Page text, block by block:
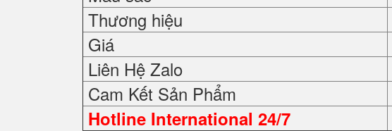
Thương hiệu
Giá
Liên Hệ Zalo
Cam Kết Sản Phẩm
Hotline International 24/7